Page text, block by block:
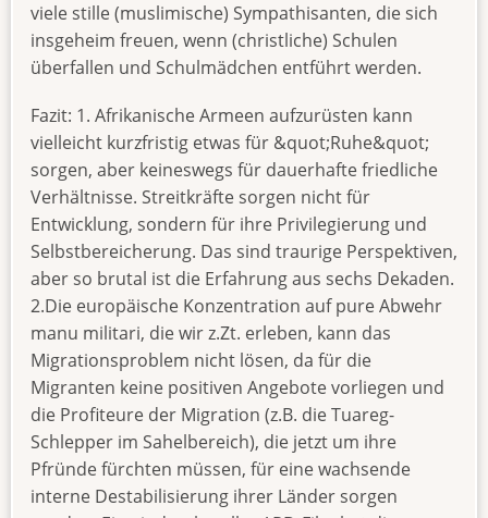
viele stille (muslimische) Sympathisanten, die sich
insgeheim freuen, wenn (christliche) Schulen
überfallen und Schulmädchen entführt werden.
Fazit: 1. Afrikanische Armeen aufzurüsten kann
vielleicht kurzfristig etwas für &quot;Ruhe&quot;
sorgen, aber keineswegs für dauerhafte friedliche
Verhältnisse. Streitkräfte sorgen nicht für
Entwicklung, sondern für ihre Privilegierung und
Selbstbereicherung. Das sind traurige Perspektiven,
aber so brutal ist die Erfahrung aus sechs Dekaden.
2.Die europäische Konzentration auf pure Abwehr
manu militari, die wir z.Zt. erleben, kann das
Migrationsproblem nicht lösen, da für die
Migranten keine positiven Angebote vorliegen und
die Profiteure der Migration (z.B. die Tuareg-
Schlepper im Sahelbereich), die jetzt um ihre
Pfründe fürchten müssen, für eine wachsende
interne Destabilisierung ihrer Länder sorgen